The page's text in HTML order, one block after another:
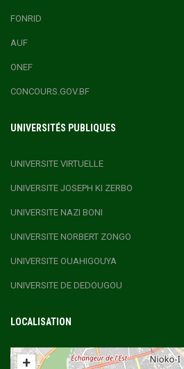
FONRID
AUF
ONEF
CONCOURS.GOV.BF
UNIVERSITÉS PUBLIQUES
UNIVERSITE VIRTUELLE
UNIVERSITE JOSEPH KI ZERBO
UNIVERSITE NAZI BONI
UNIVERSITE NORBERT ZONGO
UNIVERSITE OUAHIGOUYA
UNIVERSITE DE DEDOUGOU
LOCALISATION
+